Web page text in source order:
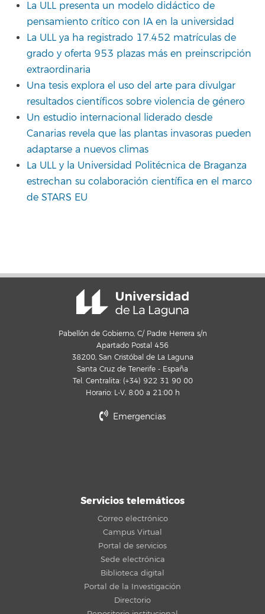
La ULL presenta un modelo didáctico de
pensamiento crítico con IA en la universidad
La ULL ya ha registrado 17.452 matrículas de
grado y oferta 953 plazas más en preinscripción
extraordinaria
Una tesis explora el uso del arte para divulgar
resultados científicos sobre violencia de género
Un estudio internacional liderado desde
Canarias revela que las plantas invasoras pueden
adaptarse a nuevos climas
La ULL y la Universidad Politécnica de Braganza
estrechan su colaboración científica en el marco
de STARS EU
Pabellón de Gobierno, C/ Padre Herrera s/n
Apartado Postal 456
38200, San Cristóbal de La Laguna
Santa Cruz de Tenerife - España
Tel. Centralita: (+34) 922 31 90 00
Horario: L-V, 8:00 a 21:00 h
Emergencias
Servicios telemáticos
Correo electrónico
Campus Virtual
Portal de servicios
Sede electrónica
Biblioteca digital
Portal de la Investigación
Directorio